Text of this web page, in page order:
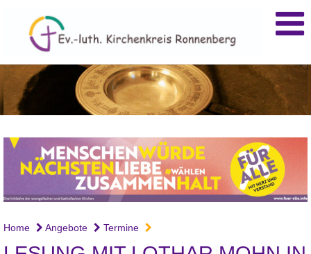
Home Angebote Termine